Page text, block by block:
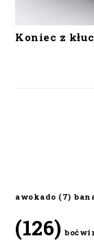
Koniec z
awokado (7)
(126)